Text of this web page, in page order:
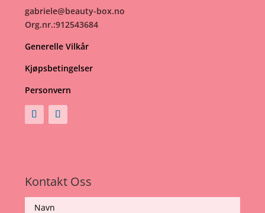
gabriele@beauty-box.no
Org.nr.:912543684
Generelle Vilkår
Kjøpsbetingelser
Personvern
Kontakt Oss